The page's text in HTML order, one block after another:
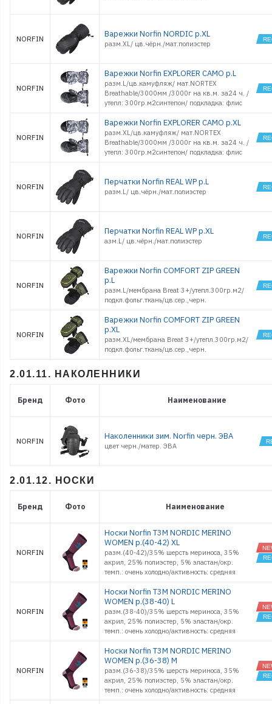
NORFIN Варежки Norfin NORDIC р.XL
разм.XL/ цв.чёрн./мат.полиэстер
NORFIN
Варежки Norfin EXPLORER CAMO p.L
разм.L/цв.камуфляж/ мат.NORTEX
Breathable/3000мм /3000г на кв.м. за24 ч. /
утепл: 300гр.м2синтепон/ подкладка: флис
NORFIN
Варежки Norfin EXPLORER CAMO p.XL
разм.XL/цв.камуфляж/ мат.NORTEX
Breathable/3000мм /3000г на кв.м. за24 ч. /
утепл: 300гр.м2синтепон/ подкладка: флис
NORFIN Перчатки Norfin REAL WP р.L
разм.L/ цв.чёрн./мат.полиэстер
NORFIN Перчатки Norfin REAL WP р.XL
азм.L/ цв.чёрн./мат.полиэстер
NORFIN
Варежки Norfin COMFORT ZIP GREEN
р.L
разм.L/мембрана Breat 3+/утепл.300гр.м2/
подкл.фольг.ткань/цв.сер.,черн.
NORFIN
Варежки Norfin COMFORT ZIP GREEN
р.XL
разм.XL/мембрана Breat 3+/утепл.300гр.м2/
подкл.фольг.ткань/цв.сер.,черн.
2.01.11. НАКОЛЕННИКИ
Бренд Фото Наименование
NORFIN Наколенники зим. Norfin черн. ЭВА
цвет черн./матер. ЭВА
2.01.12. НОСКИ
Бренд Фото Наименование
NORFIN
Носки Norfin T3M NORDIC MERINO
WOMEN р.(40-42) XL
разм.(40-42)/35% шерсть мериноса, 35%
акрил, 25% полиэстер, 5% эластан/окр.
темп.: очень холодно/активность: средняя
NORFIN
Носки Norfin T3M NORDIC MERINO
WOMEN р.(38-40) L
разм.(38-40)/35% шерсть мериноса, 35%
акрил, 25% полиэстер, 5% эластан/окр.
темп.: очень холодно/активность: средняя
NORFIN
Носки Norfin T3M NORDIC MERINO
WOMEN р.(36-38) M
разм.(36-38)/35% шерсть мериноса, 35%
акрил, 25% полиэстер, 5% эластан/окр.
темп.: очень холодно/активность: средняя